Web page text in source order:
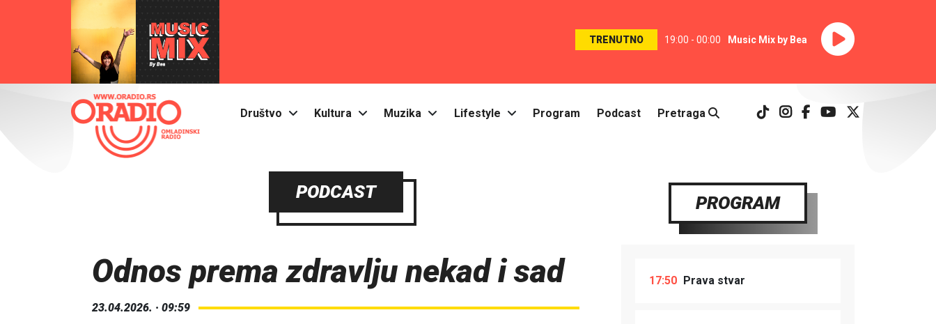
TRENUTNO 19:00 - 00:00 Music Mix by Bea
Društvo Kultura Muzika Lifestyle Program Podcast Pretraga
PODCAST
Odnos prema zdravlju nekad i sad
23.04.2026. · 09:59
PROGRAM
17:50 Prava stvar